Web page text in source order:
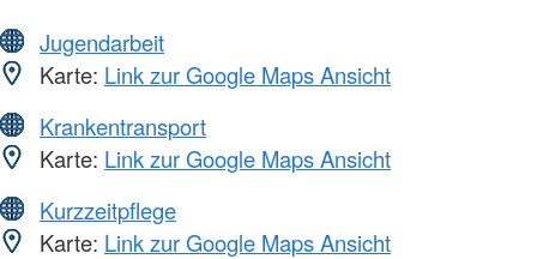
Jugendarbeit
Karte: Link zur Google Maps Ansicht
Krankentransport
Karte: Link zur Google Maps Ansicht
Kurzzeitpflege
Karte: Link zur Google Maps Ansicht